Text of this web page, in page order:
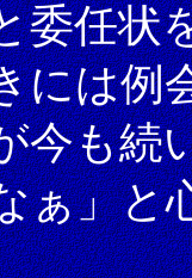
委任状
には
今も続
ぁ」と